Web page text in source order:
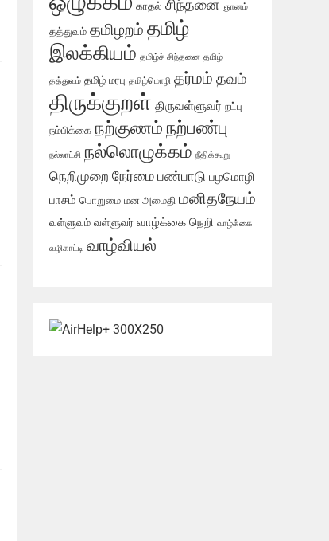
காதல் சிந்தனை ஞானம்
தத்துவம் தமிழறம் தமிழ்
இலக்கியம் தமிழ்ச் சிந்தனை தமிழ்
தத்துவம் தமிழ் மரபு தமிழ்மொழி தர்மம் தவம்
திருக்குறள் திருவள்ளுவர் நட்பு
நம்பிக்கை நற்குணம் நற்பண்பு
நல்லாட்சி நல்லொழுக்கம் நீதிக்கூறு
நெறிமுறை நேர்மை பண்பாடு பழமொழி
பாசம் பொறுமை மன அமைதி மனிதநேயம்
வள்ளுவம் வள்ளுவர் வாழ்க்கை நெறி வாழ்க்கை
வழிகாட்டி வாழ்வியல்